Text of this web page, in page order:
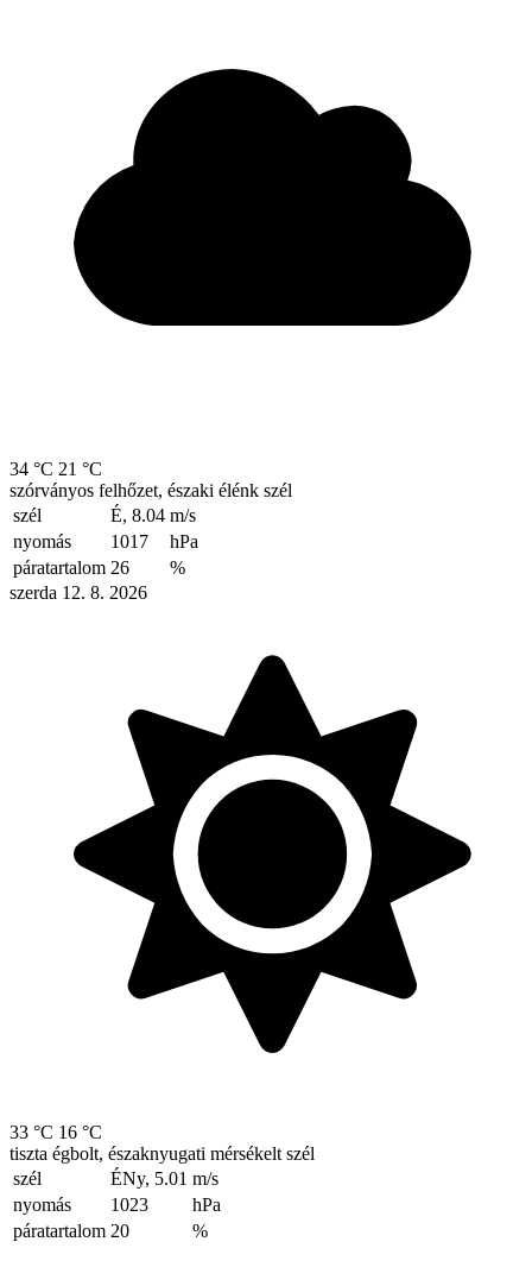
34 °C 21 °C
szórványos felhőzet, északi élénk szél
szél
É, 8.04 m/s
nyomás
1017
hPa
páratartalom 26
%
szerda 12. 8. 2026
33 °C 16 °C
tiszta égbolt, északnyugati mérsékelt szél
szél
ÉNy, 5.01 m/s
nyomás
1023
hPa
páratartalom 20 %